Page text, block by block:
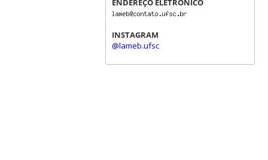
ENDEREÇO ELETRÔNICO
INSTAGRAM
@lameb.ufsc